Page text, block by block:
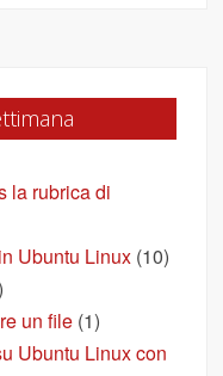
la rubrica di
Ubuntu Linux (10)
un file (1)
Ubuntu Linux con